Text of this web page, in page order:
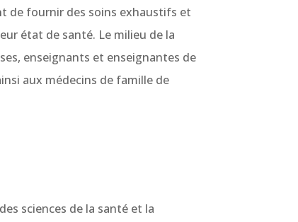
de fournir des soins exhaustifs et
état de santé. Le milieu de la
enseignants et enseignantes de
aux médecins de famille de
sciences de la santé et la